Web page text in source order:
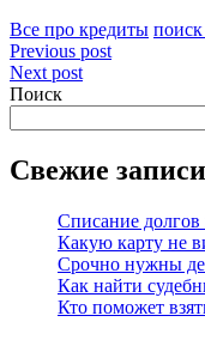
Все про кредиты поиск
Навигация
по
Previous post
Next post
Поиск
Свежие записи
Списание
Какую карту не
Срочно нужны
Как найти
Кто поможет